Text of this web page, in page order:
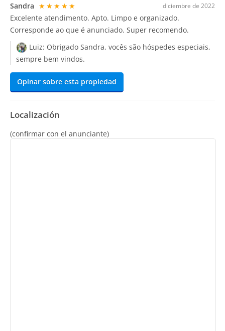
diciembre de 2022
Sandra ★★★★★
Excelente atendimento. Apto. Limpo e organizado.
Corresponde ao que é anunciado. Super recomendo.
Luiz: Obrigado Sandra, vocês são hóspedes especiais,
sempre bem vindos.
Opinar sobre esta propiedad
Localización
(confirmar con el anunciante)